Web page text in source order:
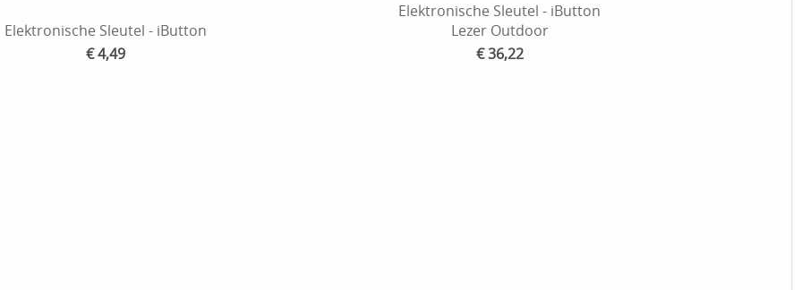
Elektronische Sleutel - iButton
€ 4,49
Elektronische Sleutel - iButton
Lezer Outdoor
€ 36,22